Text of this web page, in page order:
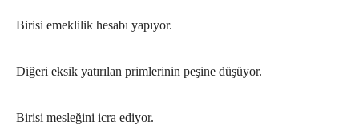
Birisi emeklilik hesabı yapıyor.
Diğeri eksik yatırılan primlerinin peşine düşüyor.
Birisi mesleğini icra ediyor.